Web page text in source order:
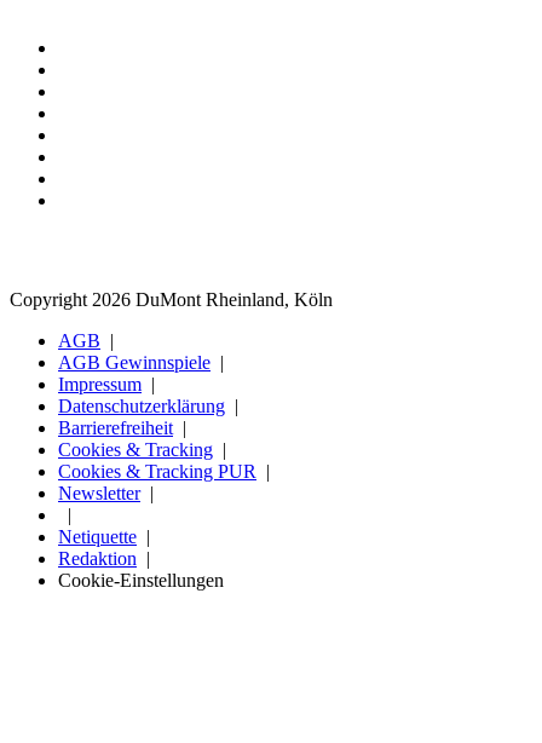
Copyright 2026 DuMont Rheinland, Köln
AGB
AGB Gewinnspiele
Impressum
Datenschutzerklärung
Barrierefreiheit
Cookies & Tracking
Cookies & Tracking PUR
Newsletter
Netiquette
Redaktion
Cookie-Einstellungen